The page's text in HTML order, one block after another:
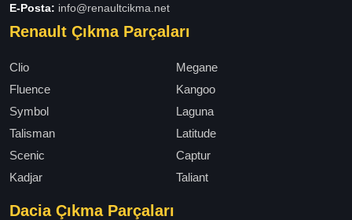
E-Posta: info@renaultcikma.net
Renault Çıkma Parçaları
Clio
Megane
Fluence
Kangoo
Symbol
Laguna
Talisman
Latitude
Scenic
Captur
Kadjar
Taliant
Dacia Çıkma Parçaları